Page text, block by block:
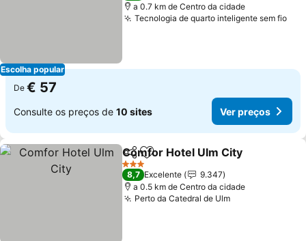
Escolha popular
a 0.7 km de Centro da cidade
Tecnologia de quarto inteligente sem fio
De € 57
Consulte os preços de 10 sites Ver preços
PartilharAdicionar aos favoritos
Comfor Hotel Ulm City
3 Estrelas
8,7 Excelente
9.347
a 0.5 km de Centro da cidade
Perto da Catedral de Ulm